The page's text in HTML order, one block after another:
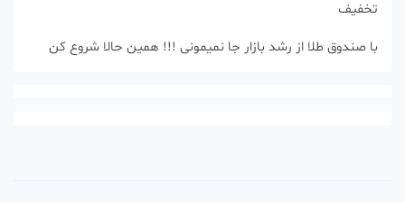
بازار جا نمیمونی !!! همین حالا شروع کن